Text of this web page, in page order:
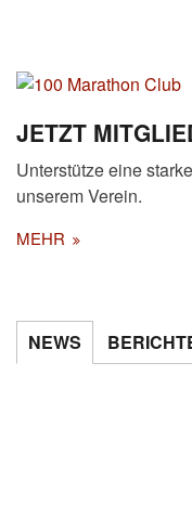
JETZT
Unterstütze eine
unserem Verein.
MEHR
NEWS